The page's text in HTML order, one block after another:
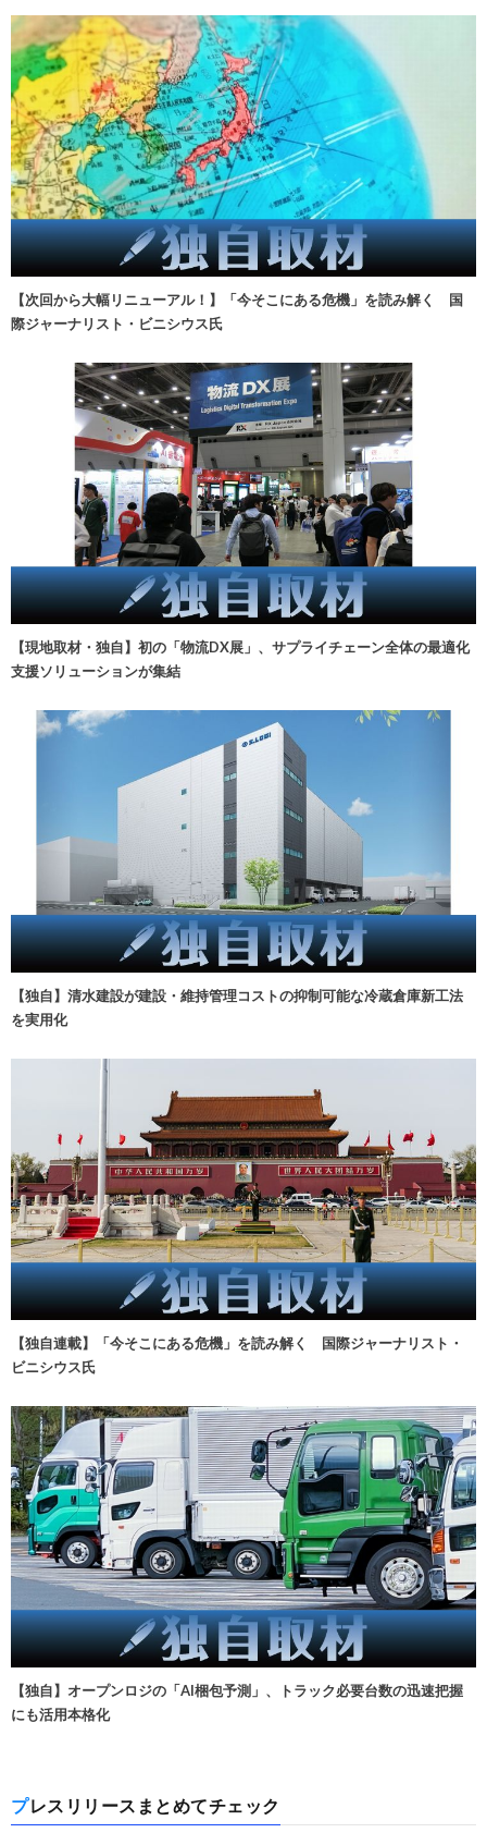
【次回から大幅リニューアル！】「今そこにある危機」を読み解く 国
際ジャーナリスト・ビニシウス氏
【現地取材・独自】初の「物流DX展」、サプライチェーン全体の最適化
支援ソリューションが集結
【独自】清水建設が建設・維持管理コストの抑制可能な冷蔵倉庫新工法
を実用化
【独自連載】「今そこにある危機」を読み解く 国際ジャーナリスト・
ビニシウス氏
【独自】オープンロジの「AI梱包予測」、トラック必要台数の迅速把握
にも活用本格化
プレスリリースまとめてチェック